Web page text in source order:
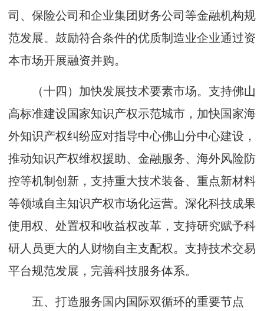
司、保险公司和企业集团财务公司等金融机构规
范发展。鼓励符合条件的优质制造业企业通过资
本市场开展融资并购。
（十四）加快发展技术要素市场。支持佛山
高标准建设国家知识产权示范城市，加快国家海
外知识产权纠纷应对指导中心佛山分中心建设，
推动知识产权维权援助、金融服务、海外风险防
控等机制创新，支持重大技术装备、重点新材料
等领域自主知识产权市场化运营。深化科技成果
使用权、处置权和收益权改革，支持研究赋予科
研人员更大的人财物自主支配权。支持技术交易
平台规范发展，完善科技服务体系。
五、打造服务国内国际双循环的重要节点